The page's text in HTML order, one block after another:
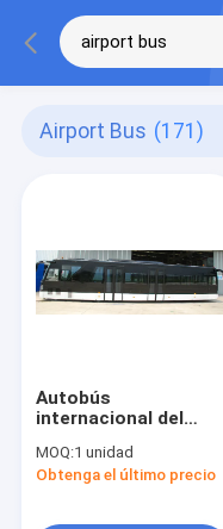
Airport Bus (171)
Autobús
internacional del
para el transporte de
aeropuerto
MOQ:1 unidad
Obtenga el último precio